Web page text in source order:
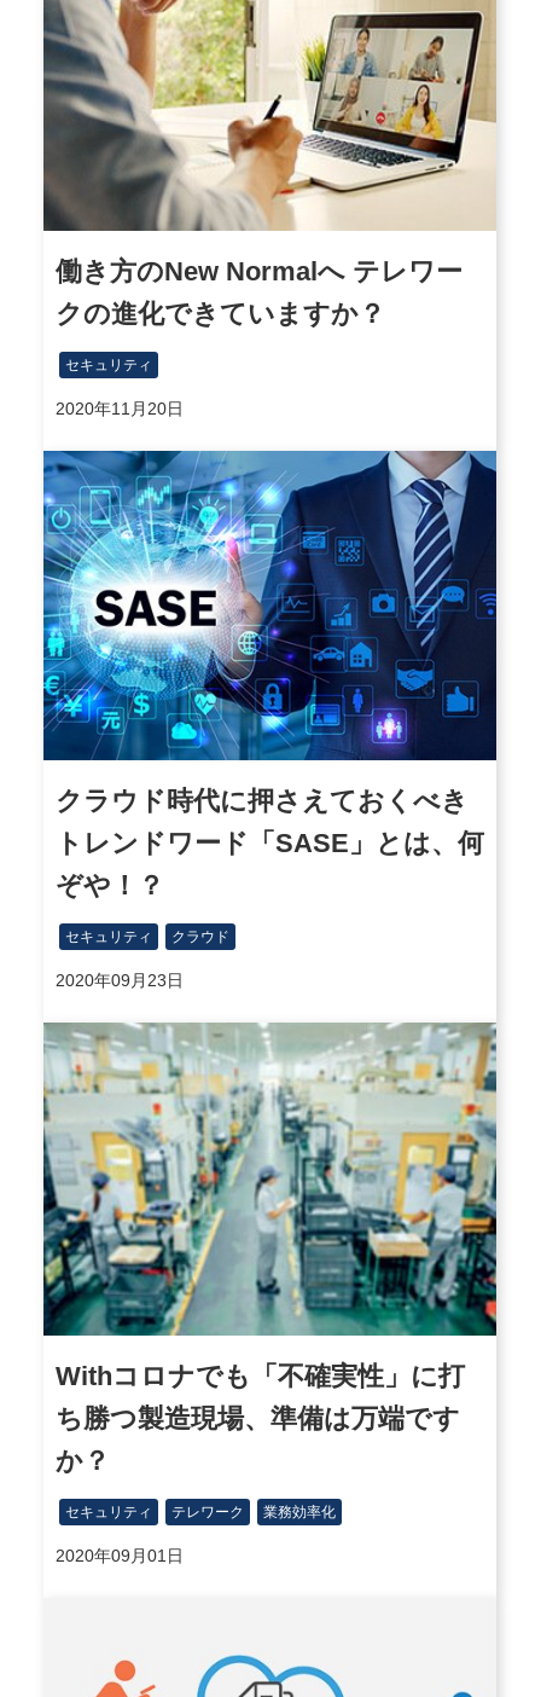
働き方のNew Normalへ テレワー
クの進化できていますか？
セキュリティ
2020年11月20日
クラウド時代に押さえておくべき
トレンドワード「SASE」とは、何
ぞや！？
セキュリティ クラウド
2020年09月23日
Withコロナでも「不確実性」に打
ち勝つ製造現場、準備は万端です
か？
セキュリティ テレワーク 業務効率化
2020年09月01日